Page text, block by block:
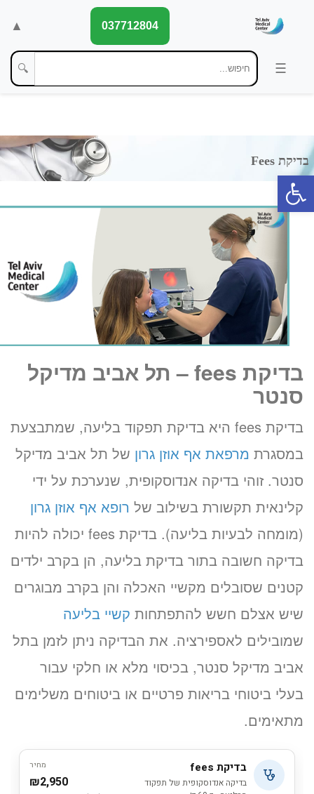
פתח סרגל נגישות
▲ 037712804
🔍
בדיקת fees– תל אביב מדיקל
סנטר
בדיקת fees היא בדיקת תפקוד בליעה, שמתבצעת
במסגרת מרפאת אף אוזן גרון של תל אביב מדיקל
סנטר. זוהי בדיקה אנדוסקופית, שנערכת על ידי
קלינאית תקשורת בשילוב של רופא אף אוזן גרון
(מומחה לבעיות בליעה). בדיקת fees יכולה להיות
בדיקה חשובה בתור בדיקת בליעה, הן בקרב ילדים
קטנים שסובלים מקשיי האכלה והן בקרב מבוגרים
שיש אצלם חשש להתפתחות קשיי בליעה
שמובילים לאספירציה. את הבדיקה ניתן לזמן בתל
אביב מדיקל סנטר, בכיסוי מלא או חלקי עבור
בעלי ביטוחי בריאות פרטיים או ביטוחים משלימים
מתאימים.